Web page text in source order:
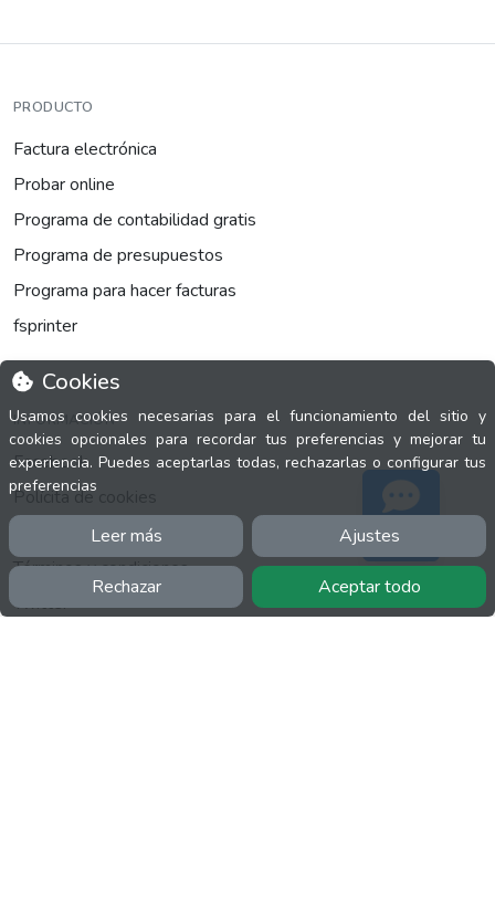
Cookies
Usamos cookies necesarias para el funcionamiento del sitio y
cookies opcionales para recordar tus preferencias y mejorar tu
experiencia. Puedes aceptarlas todas, rechazarlas o configurar tus
preferencias
Leer más Ajustes
Rechazar Aceptar todo
PRODUCTO
Factura electrónica
Probar online
Programa de contabilidad gratis
Programa de presupuestos
Programa para hacer facturas
fsprinter
INFORMACIÓN
Facebook
Polícita de cookies
Política de privacidad
Términos y condiciones
Twitter
Soporte